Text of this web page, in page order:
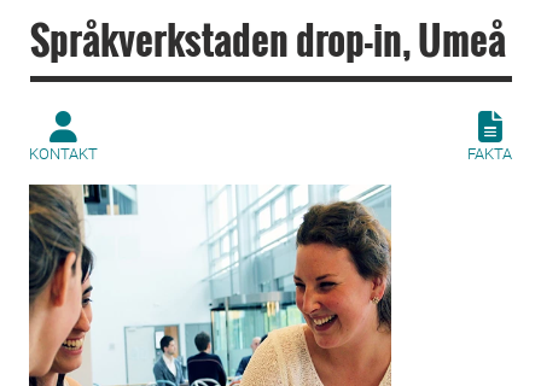
Språkverkstaden drop-in, Umeå
KONTAKT FAKTA